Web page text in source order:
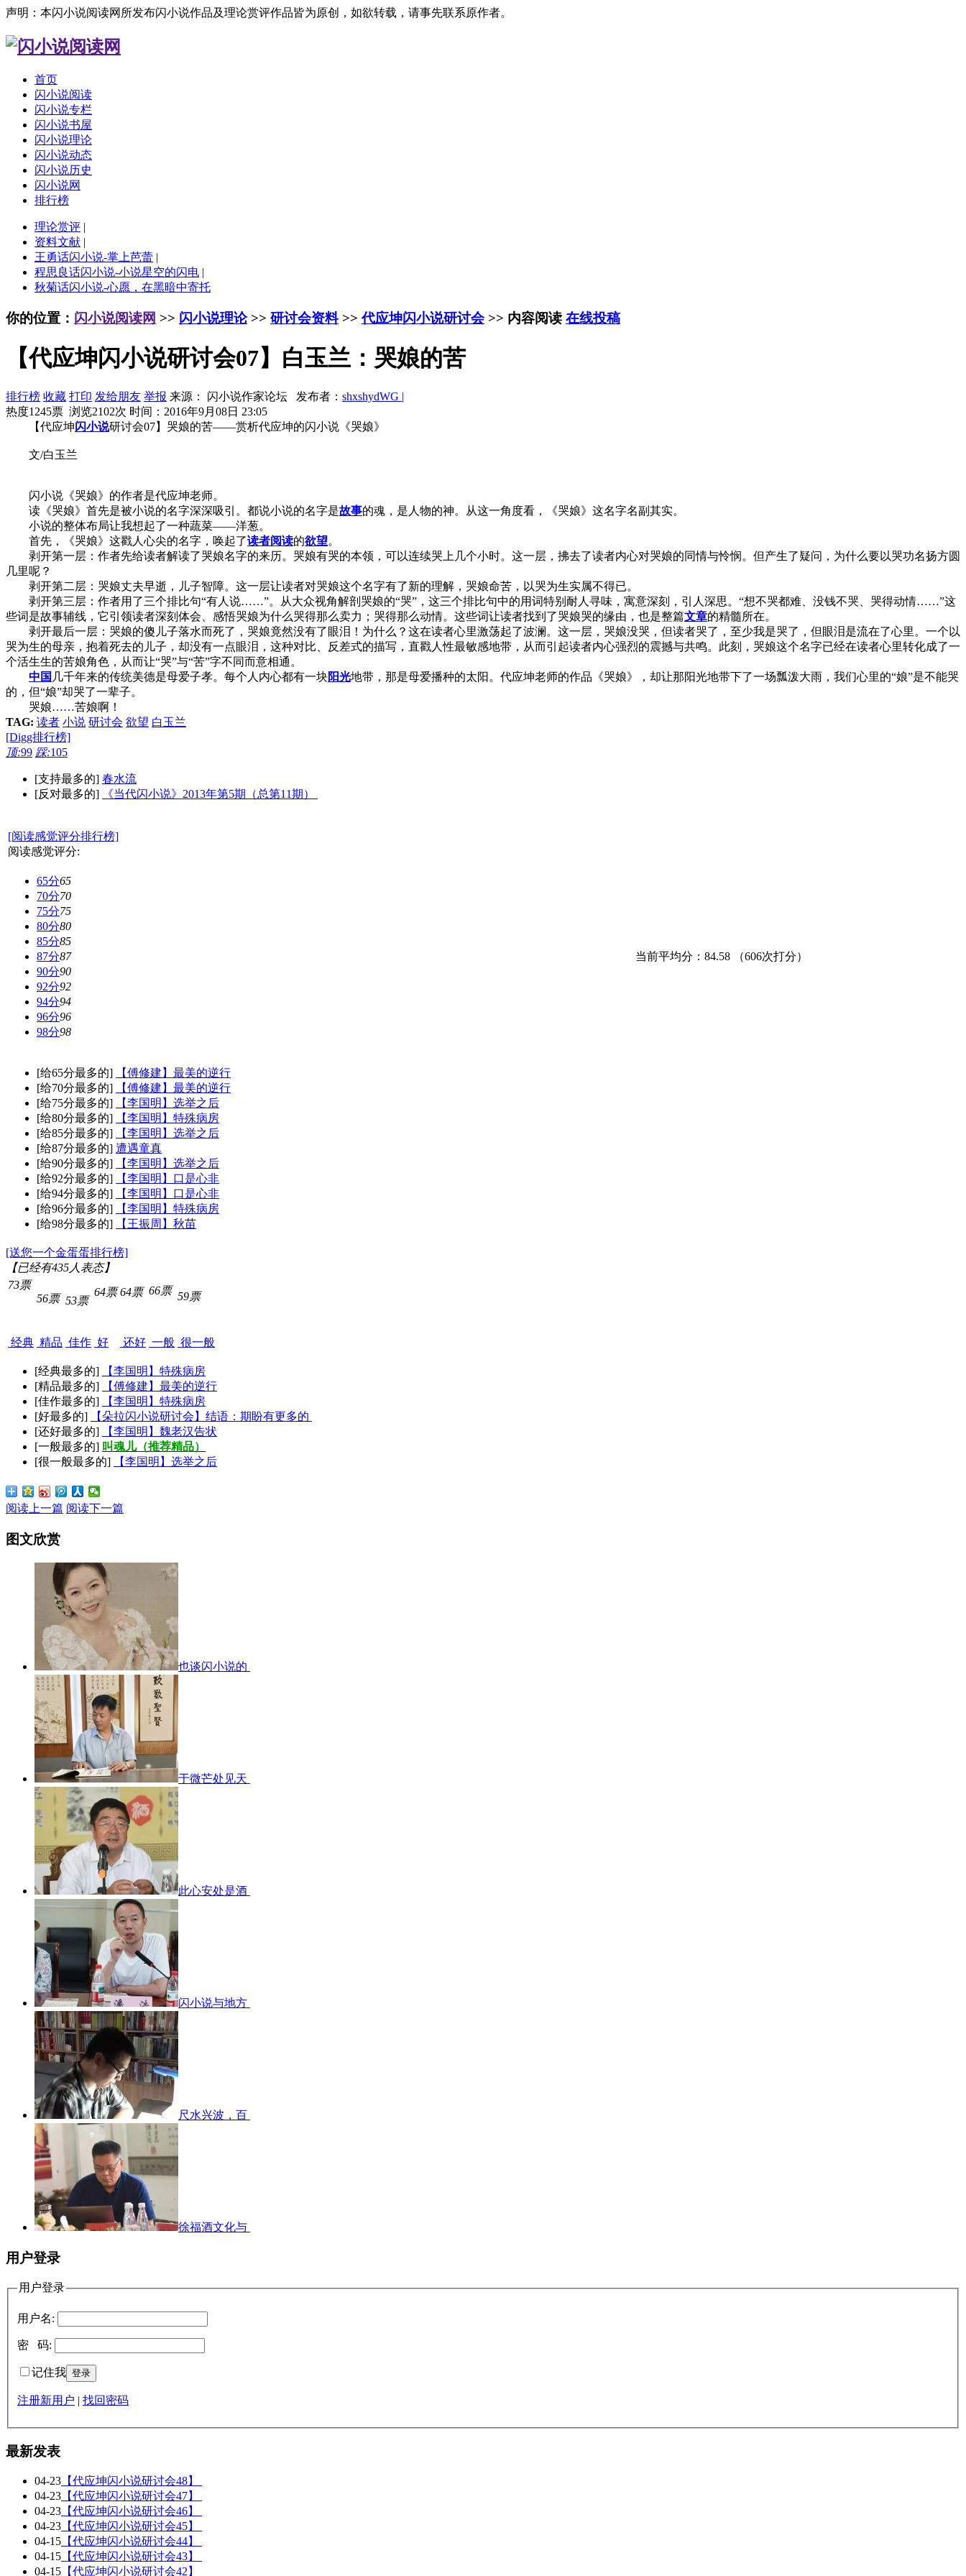
声明：本闪小说阅读网所发布闪小说作品及理论赏评作品皆为原创，如欲转载，请事先联系原作者。
首页
闪小说阅读
闪小说专栏
闪小说书屋
闪小说理论
闪小说动态
闪小说历史
闪小说网
排行榜
理论赏评 |
资料文献 |
王勇话闪小说-掌上芭蕾 |
程思良话闪小说-小说星空的闪电 |
秋菊话闪小说-心愿，在黑暗中寄托
你的位置： 闪小说阅读网 >> 闪小说理论>> 研讨会资料>>代应坤闪小说研讨会>> 内容阅读 在线投稿
【代应坤闪小说研讨会07】白玉兰：哭娘的苦
排行榜 收藏 打印 发给朋友 举报 来源： 闪小说作家论坛 发布者： shxshydWG |
热度1245票 浏览2102次 时间：2016年9月08日 23:05
【代应坤闪小说研讨会07】哭娘的苦——赏析代应坤的闪小说《哭娘》
文/白玉兰
闪小说《哭娘》的作者是代应坤老师。
读《哭娘》首先是被小说的名字深深吸引。都说小说的名字是故事的魂，是人物的神。从这一角度看，《哭娘》这名字名副其实。
小说的整体布局让我想起了一种蔬菜——洋葱。
首先，《哭娘》这戳人心尖的名字，唤起了读者阅读的欲望。
剥开第一层：作者先给读者解读了哭娘名字的来历。哭娘有哭的本领，可以连续哭上几个小时。这一层，拂去了读者内心对哭娘的同情与怜悯。但产生了疑问，为什么要以哭功名扬方圆
几里呢？
剥开第二层：哭娘丈夫早逝，儿子智障。这一层让读者对哭娘这个名字有了新的理解，哭娘命苦，以哭为生实属不得已。
剥开第三层：作者用了三个排比句“有人说……”。从大众视角解剖哭娘的“哭”，这三个排比句中的用词特别耐人寻味，寓意深刻，引人深思。“想不哭都难、没钱不哭、哭得动情……”这
些词是故事辅线，它引领读者深刻体会、感悟哭娘为什么哭得那么卖力；哭得那么动情。这些词让读者找到了哭娘哭的缘由，也是整篇文章的精髓所在。
剥开最后一层：哭娘的傻儿子落水而死了，哭娘竟然没有了眼泪！为什么？这在读者心里激荡起了波澜。这一层，哭娘没哭，但读者哭了，至少我是哭了，但眼泪是流在了心里。一个以
哭为生的母亲，抱着死去的儿子，却没有一点眼泪，这种对比、反差式的描写，直戳人性最敏感地带，从而引起读者内心强烈的震撼与共鸣。此刻，哭娘这个名字已经在读者心里转化成了一
个活生生的苦娘角色，从而让“哭”与“苦”字不同而意相通。
中国 几千年来的传统美德是母爱子孝。每个人内心都有一块阳光地带，那是母爱播种的太阳。代应坤老师的作品《哭娘》，却让那阳光地带下了一场瓢泼大雨，我们心里的“娘”是不能哭
的，但“娘”却哭了一辈子。
哭娘……苦娘啊！
TAG: 读者 小说 研讨会 欲望 白玉兰
[Digg排行榜]
顶:99 踩:105
[支持最多的] 春水流
[反对最多的]
《当代闪小说》2013年第5期（总第11期）
[阅读感觉评分排行榜]
阅读感觉评分:
65分65
70分70
75分75
80分80
85分85
87分87
90分90
92分92
94分94
96分96
98分98
当前平均分： 84.58 （606次打分）
[给65分最多的]
【傅修建】最美的逆行
[给70分最多的]
【傅修建】最美的逆行
[给75分最多的]
【李国明】选举之后
[给80分最多的]
【李国明】特殊病房
[给85分最多的]
【李国明】选举之后
[给87分最多的] 遭遇童真
[给90分最多的]
【李国明】选举之后
[给92分最多的]
【李国明】口是心非
[给94分最多的]
【李国明】口是心非
[给96分最多的]
【李国明】特殊病房
[给98分最多的]
【王振周】秋苗
[送您一个金蛋蛋排行榜]
【已经有435人表态】
73票
经典
56票
精品
53票
佳作
64票
好
64票
还好
66票
一般
59票
很一般
[经典最多的]
【李国明】特殊病房
[精品最多的]
【傅修建】最美的逆行
[佳作最多的]
【李国明】特殊病房
[好最多的]
【朵拉闪小说研讨会】结语：期盼有更多的
[还好最多的]
【李国明】魏老汉告状
[一般最多的] 叫魂儿（推荐精品）
[很一般最多的]
【李国明】选举之后
阅读上一篇 阅读下一篇
图文欣赏
也谈闪小说的
于微芒处见天
此心安处是酒
闪小说与地方
尺水兴波，百
徐福酒文化与
用户登录
用户登录
用户名:
密 码:
记住我
注册新用户 | 找回密码
最新发表
04-23 【代应坤闪小说研讨会48】
04-23 【代应坤闪小说研讨会47】
04-23 【代应坤闪小说研讨会46】
04-23 【代应坤闪小说研讨会45】
04-15 【代应坤闪小说研讨会44】
04-15 【代应坤闪小说研讨会43】
04-15 【代应坤闪小说研讨会42】